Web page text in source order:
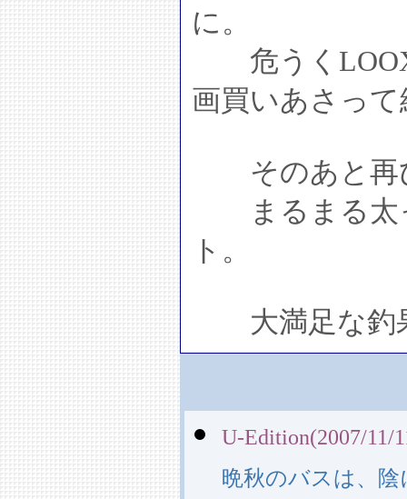
に。
危うくLOOX
画買いあさって
そのあと再
まるまる太っ
ト。
大満足な釣
U-Edition(2007/11/
晩秋のバスは、